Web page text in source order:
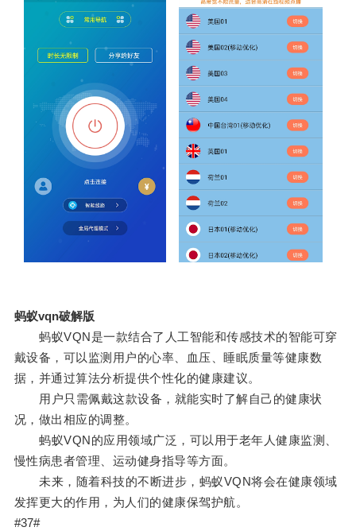
蚂蚁vqn破解版
蚂蚁VQN是一款结合了人工智能和传感技术的智能可穿
戴设备，可以监测用户的心率、血压、睡眠质量等健康数
据，并通过算法分析提供个性化的健康建议。
用户只需佩戴这款设备，就能实时了解自己的健康状
况，做出相应的调整。
蚂蚁VQN的应用领域广泛，可以用于老年人健康监测、
慢性病患者管理、运动健身指导等方面。
未来，随着科技的不断进步，蚂蚁VQN将会在健康领域
发挥更大的作用，为人们的健康保驾护航。
#37#